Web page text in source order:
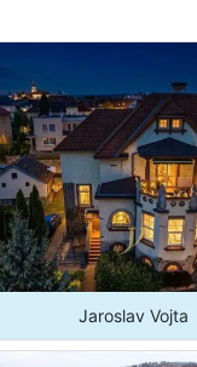
Jaroslav Vojta